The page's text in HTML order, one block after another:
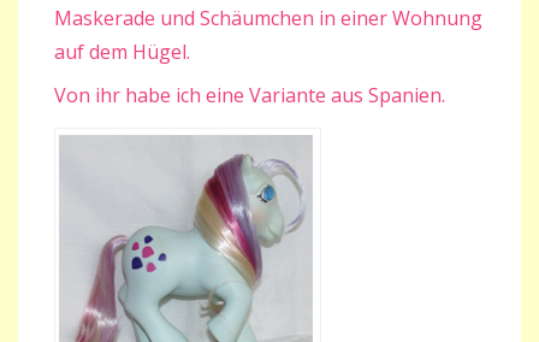
Maskerade und Schäumchen in einer Wohnung
auf dem Hügel.
Von ihr habe ich eine Variante aus Spanien.